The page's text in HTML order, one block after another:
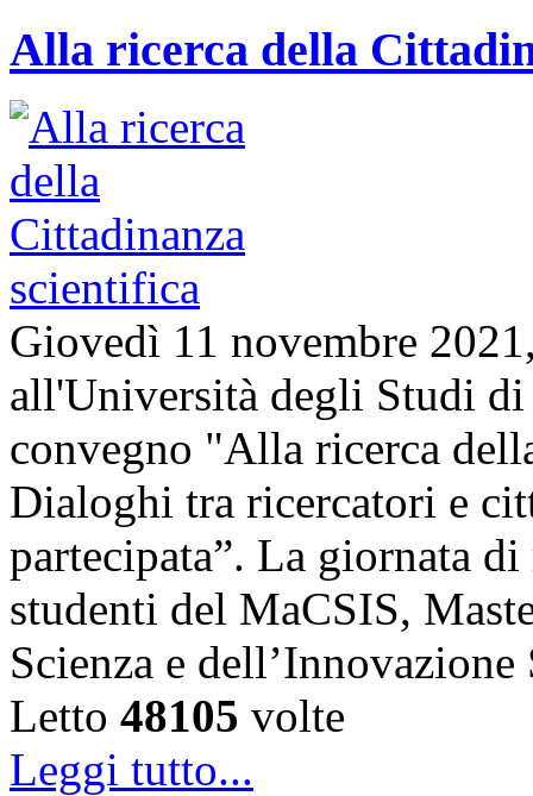
Alla ricerca della
Giovedì 11 novembre
all'Università degli Studi
convegno "Alla ricerca
Dialoghi tra ricercatori e
partecipata”. La giornata
studenti del MaCSIS,
Scienza e
Letto 48105 volte
Leggi tutto...